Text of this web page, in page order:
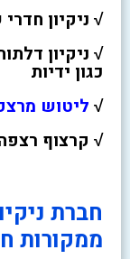
√ ניקיון
√ ניקיון
כגון ידיות
√ ליטוש
√ קרצוף
חברת
ממקורות